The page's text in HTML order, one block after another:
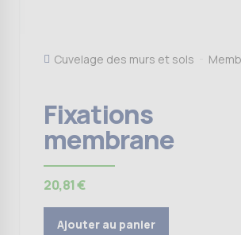
Cuvelage des murs et sols
Fixations
membrane
20,81€
Ajouter au panier